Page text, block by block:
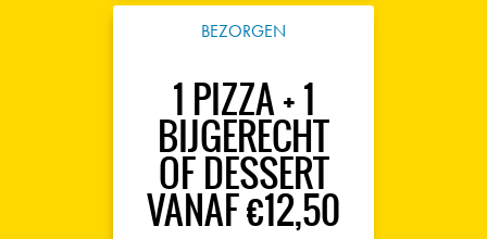
BEZORGEN
1 PIZZA + 1
BIJGERECHT
OF DESSERT
VANAF €12,50